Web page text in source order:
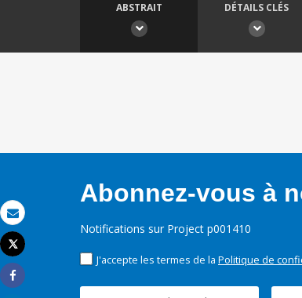
Email
Imprimer
Tweet
Share
ABSTRAIT DÉTAILS CLÉS
Abonnez-vous à
Notifications sur Project p001410
J'accepte les termes de la Politique de